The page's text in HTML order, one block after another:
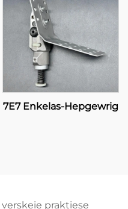
7E7 Enkelas-Hepgewrig
praktiese